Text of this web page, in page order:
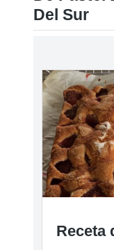
Del Sur
Receta